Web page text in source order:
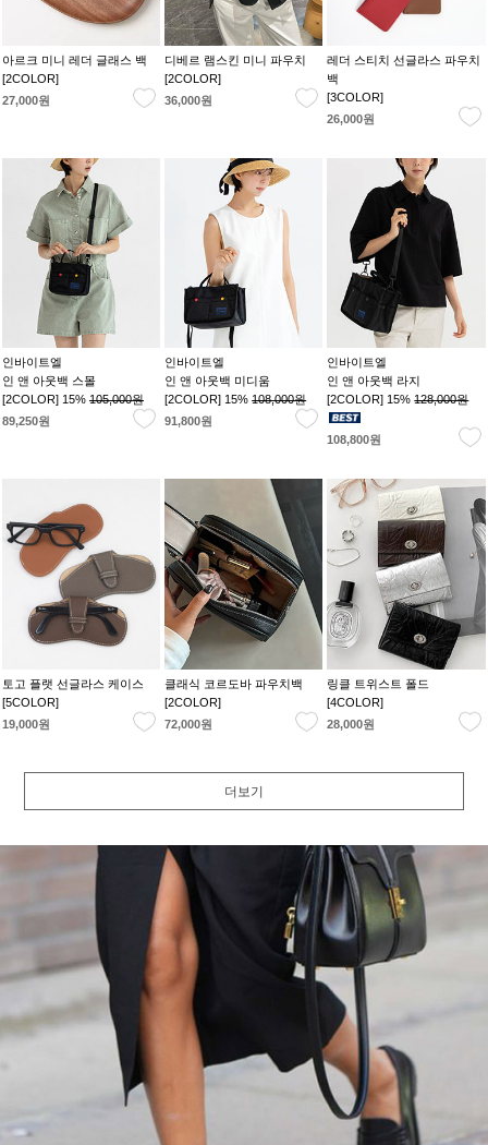
아르크 미니 레더 글래스 백
[2COLOR]
27,000원
디베르 램스킨 미니 파우치
[2COLOR]
36,000원
레더 스티치 선글라스 파우치
백
[3COLOR]
26,000원
인바이트엘
인 앤 아웃백 스몰
[2COLOR] 15% 105,000원
89,250원
인바이트엘
인 앤 아웃백 미디움
[2COLOR] 15%108,000원
91,800원
인바이트엘
인 앤 아웃백 라지
[2COLOR] 15%128,000원
108,800원
토고 플랫 선글라스 케이스
[5COLOR]
19,000원
클래식 코르도바 파우치백
[2COLOR]
72,000원
링클 트위스트 폴드
[4COLOR]
28,000원
더보기